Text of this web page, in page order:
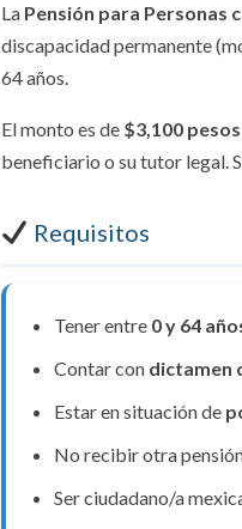
La Pensión para Personas
discapacidad permanente
64 años.
El monto es de $3,100
beneficiario o su tutor legal.
Requisitos
Tener entre 0 y 64
Contar con dictamen
Estar en situación de
No recibir otra
Ser ciudadano/a